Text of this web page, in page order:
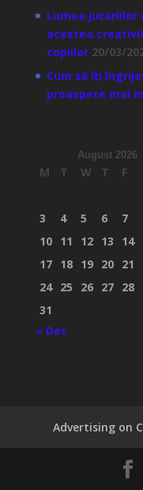
Lumea
acestea
copiilor 20/03/
Cum să îți
proaspete mai
August 2026
M T W T F
3
4 5 6 7
10 11 12 13 14
17 18 19 20 21
24 25 26 27 28
31
« Dec
Advertising on